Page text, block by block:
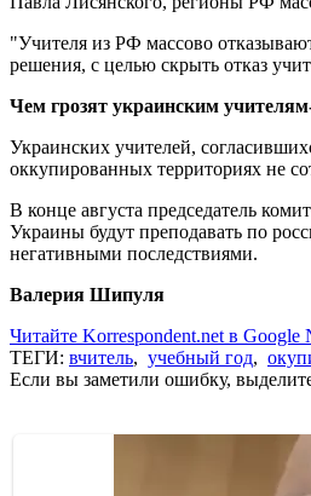
"Учителя из РФ массово
решения, с целью скрыть отказ
Чем грозят украинским
Украинских учителей,
оккупированных территориях не
В конце августа председатель
Украины будут преподавать по
негативными последствиями.
Валерия Шипуля
Читайте Korrespondent.net в Google
ТЕГИ: вчитель, учебный год,
Если вы заметили ошибку,